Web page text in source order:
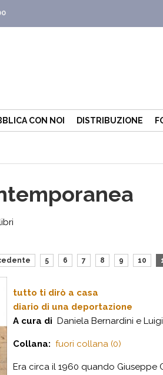
CON NOI DISTRIBUZIONE
5 6 7 8 9 10
tutto ti dirò a casa
diario di una deportazione
A cura di Daniela Bernardini e
Collana: fuori collana (0)
Era circa il 1960 quando